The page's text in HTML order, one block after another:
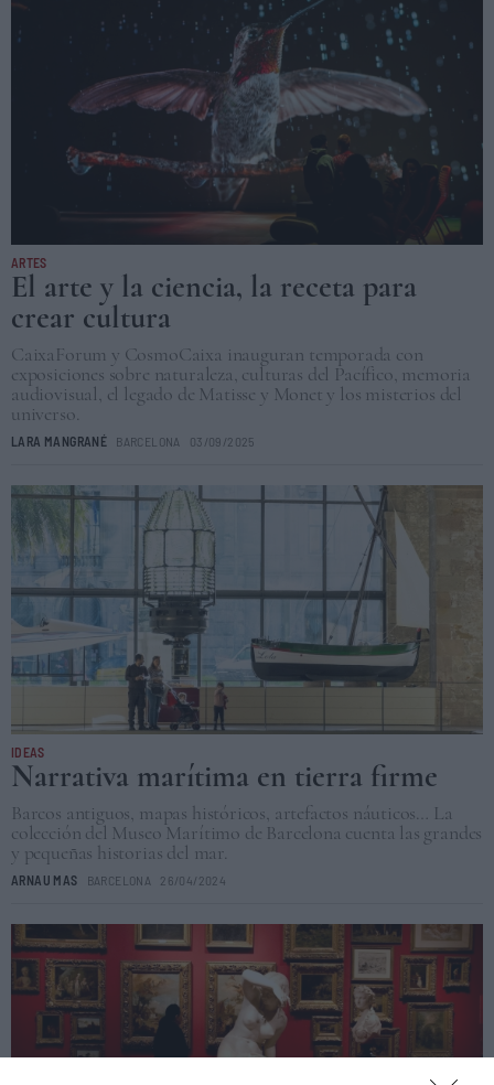
ARTES
El arte y la ciencia, la receta para
crear cultura
CaixaForum y CosmoCaixa inauguran temporada con
exposiciones sobre naturaleza, culturas del Pacífico, memoria
audiovisual, el legado de Matisse y Monet y los misterios del
universo.
LARA MANGRANÉ BARCELONA 03/09/2025
IDEAS
Narrativa marítima en tierra firme
Barcos antiguos, mapas históricos, artefactos náuticos… La
colección del Museo Marítimo de Barcelona cuenta las grandes
y pequeñas historias del mar.
ARNAU MAS BARCELONA 26/04/2024